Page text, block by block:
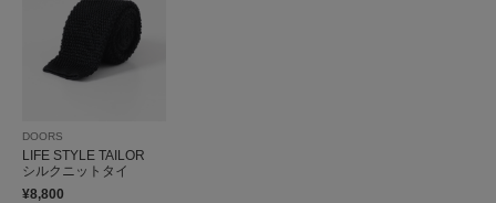
DOORS
LIFE STYLE TAILOR
シルクニットタイ
¥8,800